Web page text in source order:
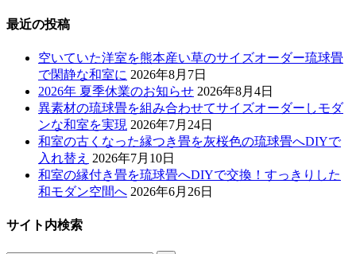
最近の投稿
空いていた洋室を熊本産い草のサイズオーダー琉球畳
で閑静な和室に 2026年8月7日
2026年 夏季休業のお知らせ 2026年8月4日
異素材の琉球畳を組み合わせてサイズオーダーしモダ
ンな和室を実現 2026年7月24日
和室の古くなった縁つき畳を灰桜色の琉球畳へDIYで
入れ替え 2026年7月10日
和室の縁付き畳を琉球畳へDIYで交換！すっきりした
和モダン空間へ 2026年6月26日
サイト内検索